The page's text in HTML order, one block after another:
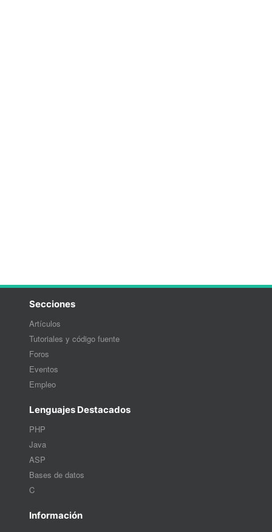
Secciones
Artículos
Tutoriales y código fuente
Foros
Eventos
Empleo
Lenguajes Destacados
PHP
Java
ASP
Bases de datos
C
Información